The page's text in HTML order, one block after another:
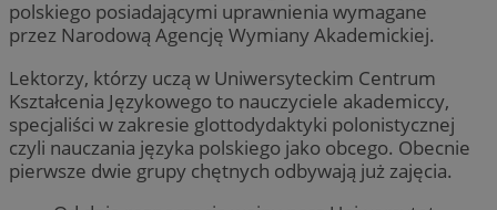
polskiego posiadającymi uprawnienia wymagane
przez Narodową Agencję Wymiany Akademickiej.
Lektorzy, którzy uczą w Uniwersyteckim Centrum
Kształcenia Językowego to nauczyciele akademiccy,
specjaliści w zakresie glottodydaktyki polonistycznej
czyli nauczania języka polskiego jako obcego. Obecnie
pierwsze dwie grupy chętnych odbywają już zajęcia.